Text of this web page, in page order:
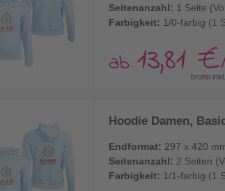
Seitenanzahl: 1 Seite
Farbigkeit: 1/0-farbig (1
ab 13,81 €
brutto
Hoodie Damen,
Endformat: 297 x 420
Seitenanzahl: 2 Seiten
Farbigkeit: 1/1-farbig (1